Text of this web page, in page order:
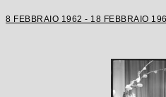
8 FEBBRAIO 1962 - 18 FEBBRAIO